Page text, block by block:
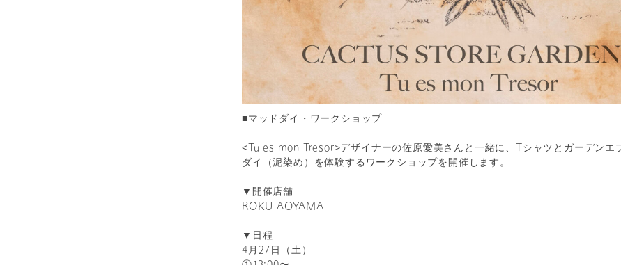
■マッドダイ・ワークショップ
<Tu es mon Tresor>デザイナーの佐原愛美さんと一緒に、Tシャツとガーデンエ
ダイ（泥染め）を体験するワークショップを開催します。
▼開催店舗
ROKU AOYAMA
▼日程
4月27日（土）